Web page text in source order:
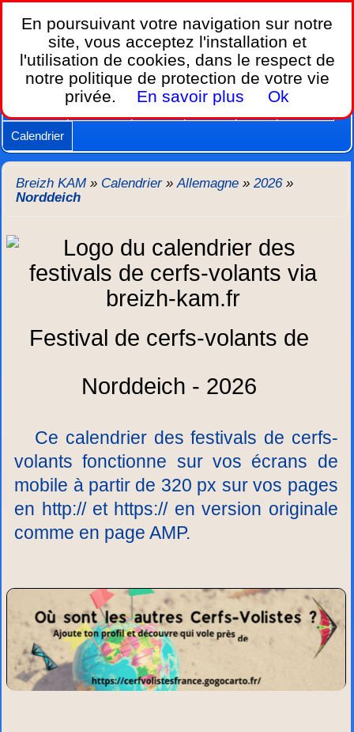
Breizh KAM,
le calendrier des festivals de cerfs-volants.
Home Lois et règles Cerfs-volants Nacelles
Supports Vidéos Autres Agenda
Calendrier
Breizh KAM » Calendrier »Allemagne »2026 »
Norddeich
Festival de cerfs-volants de
Norddeich - 2026
Ce calendrier des festivals de cerfs-
volants fonctionne sur vos écrans de
mobile à partir de 320 px sur vos pages
en http:// et https:// en version originale
comme en page AMP.
En poursuivant votre navigation sur notre
site, vous acceptez l'installation et
l'utilisation de cookies, dans le respect de
notre politique de protection de votre vie
privée.
En savoir plus Ok